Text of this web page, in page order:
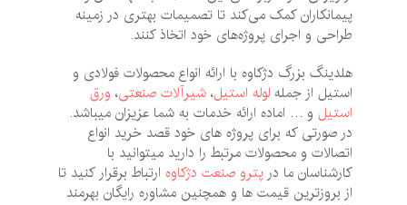
پیمانکاران کمک می‌کند تا تصمیمات بهتری در زمینه
طراحی و اجرای پروژه‌های خود اتخاذ کنند.
هلدینگ بزرگ دژکاوه با ارائه انواع محصولات فولادی و
استیل از جمله لوله استیل ،شیرآلات صنعتی،ورق
و … اماده ارائه خدمات به شما عزیزان میباشد.
در صورتی که برای پروژه های خود قصد خرید انواع
اتصالات و محصولات مرتبط را دارید میتوانید با
کارشناسان ما در پترو صنعت دژکاوه ارتباط برقرار کنید تا
از بروزترین قیمت ها و همچنین مشاوره رایگان بهرمند